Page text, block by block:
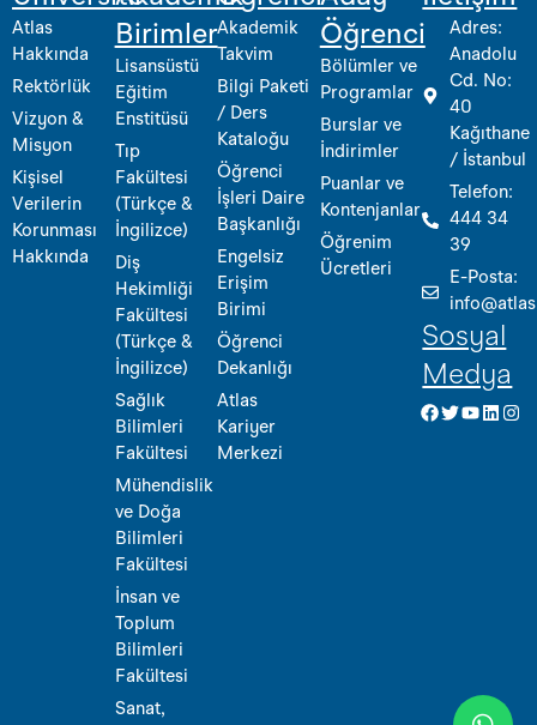
Atlas
Hakkında
Rektörlük
Vizyon &
Misyon
Kişisel
Verilerin
Korunması
Hakkında
Birimler
Lisansüstü
Eğitim
Enstitüsü
Tıp
Fakültesi
(Türkçe &
İngilizce)
Diş
Hekimliği
Fakültesi
(Türkçe &
İngilizce)
Sağlık
Bilimleri
Fakültesi
Mühendislik
ve Doğa
Bilimleri
Fakültesi
İnsan ve
Toplum
Bilimleri
Fakültesi
Sanat,
Akademik
Takvim
Bilgi Paketi
/ Ders
Kataloğu
Öğrenci
İşleri Daire
Başkanlığı
Engelsiz
Erişim
Birimi
Öğrenci
Dekanlığı
Atlas
Kariyer
Merkezi
Öğrenci
Bölümler ve
Programlar
Burslar ve
İndirimler
Puanlar ve
Kontenjanlar
Öğrenim
Ücretleri
Adres:
Anadolu
Cd. No:
40
Kağıthane
/ İstanbul
Telefon:
444 34
39
E-Posta:
Sosyal
Medya